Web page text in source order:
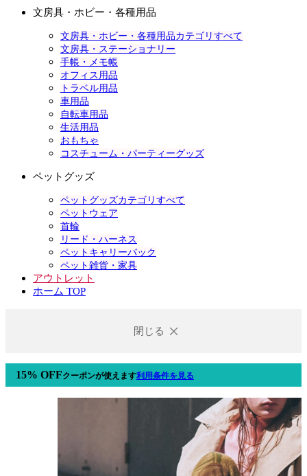
文房具・ホビー・各種用品
文房具・ホビー・各種用品カテゴリすべて
文房具・ステーショナリー
手帳・メモ帳
オフィス用品
トラベル用品
車用品
自転車用品
生活用品
おもちゃ
コスチューム・パーティーグッズ
ペットグッズ
ペットグッズカテゴリすべて
ペットウェア
首輪
リード・ハーネス
ペットキャリーバック
ペット雑貨・家具
アウトレット
ホーム TOP
閉じる
15% OFFクーポンが使えます利用条件を見る